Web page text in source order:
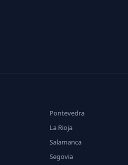
Pontevedra
La Rioja
Salamanca
Segovia